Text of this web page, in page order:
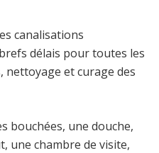
canalisations
délais pour toutes les
nettoyage et curage des
bouchées, une douche,
une chambre de visite,